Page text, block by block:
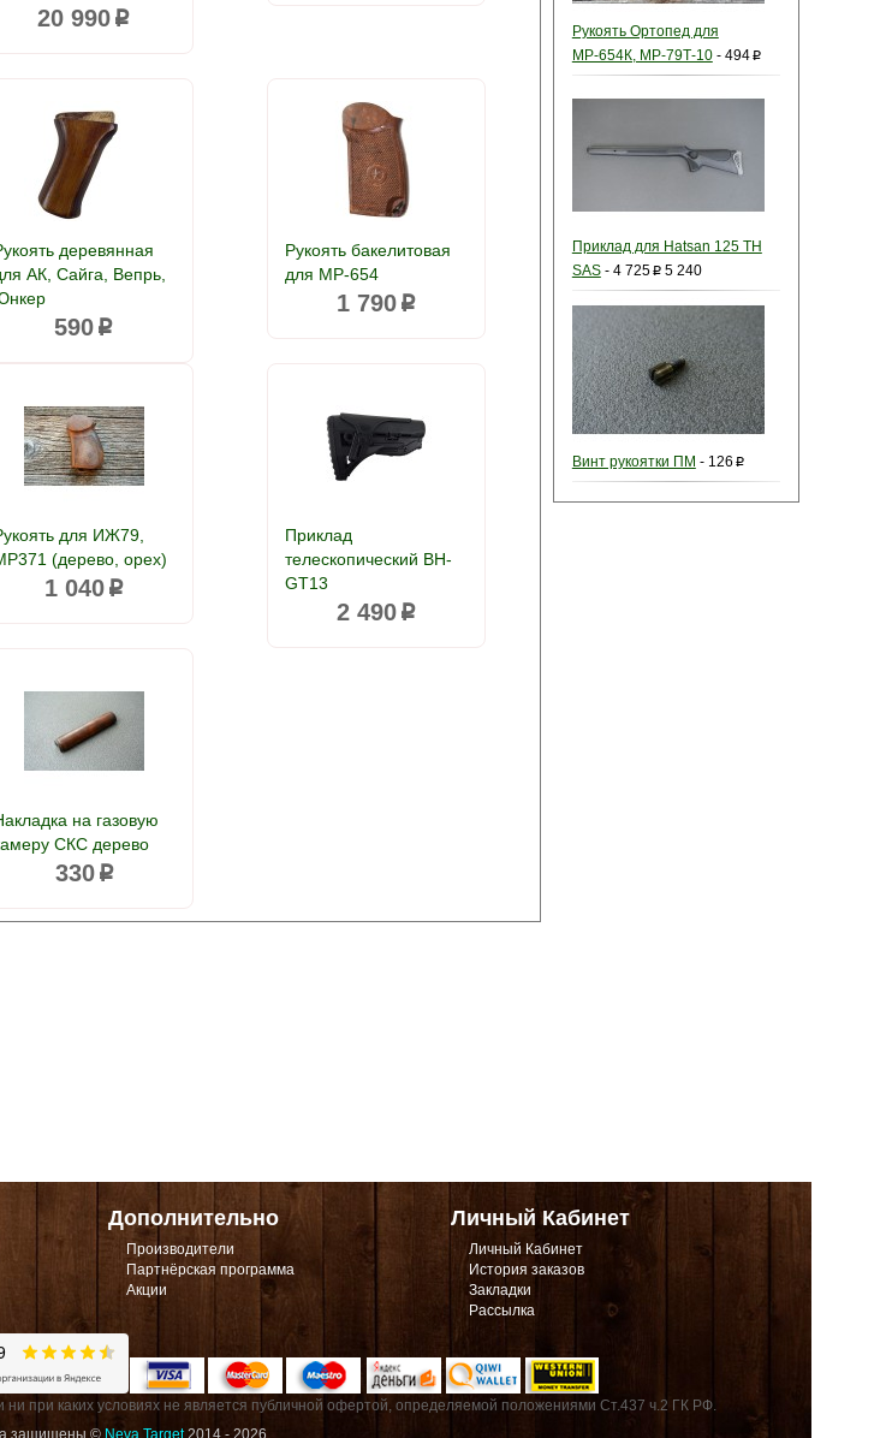
Рукоять Ортопед для
МР-654К, МР-79Т-10- 494p
Приклад для Hatsan 125 TH
SAS- 4 725p 5 240
Винт рукоятки ПМ - 126 p
20 990 p
деревянная
АК, Сайга, Вепрь,
590 p
Рукоять бакелитовая
для МР-654
1 790p
для ИЖ79,
(дерево, орех)
1 040p
Приклад
телескопический BH-
GT13
2 490p
на газовую
СКС дерево
330p
Дополнительно
Производители
Партнёрская программа
Акции
Личный Кабинет
Личный Кабинет
История заказов
Закладки
Рассылка
при каких условиях не является публичной офертой, определяемой положениями Ст.437 ч.2 ГК РФ.
защищены © Neva Target2014 - 2026